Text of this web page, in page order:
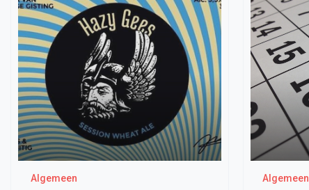
Algemeen Algemeen